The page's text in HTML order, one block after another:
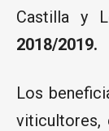
Castilla y
2018/2019.
Los
viticultores,